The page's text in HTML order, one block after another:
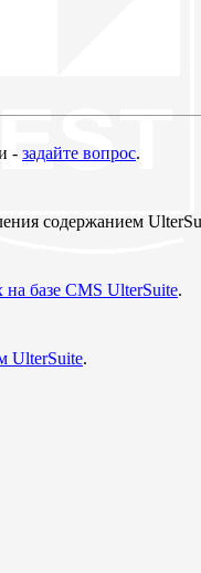
- задайте вопрос.
содержанием
базе CMS UlterSuite.
UlterSuite.